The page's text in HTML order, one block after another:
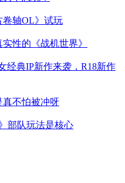
卷轴OL》试玩
性的《战机世界》
经典IP新作来袭，R18新作
真不怕被冲呀
部队玩法是核心